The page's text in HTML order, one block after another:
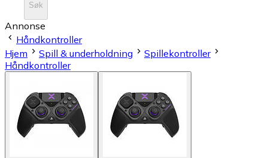
Søk
Annonse
Håndkontroller
Hjem
Spill & underholdning
Spillekontroller
Håndkontroller